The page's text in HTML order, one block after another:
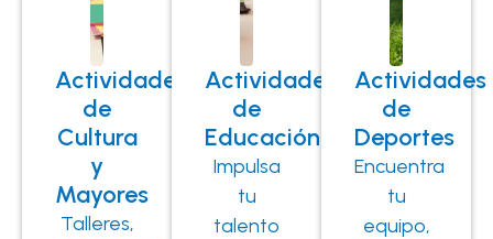
Actividades
de
Cultura
y
Mayores
Talleres,
Actividades
de
Educación
Impulsa
tu
talento
Actividades
de
Deportes
Encuentra
tu
equipo,